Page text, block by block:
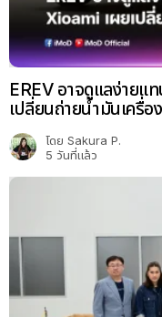
EREV อาจดูแลง่ายแ
เปลี่ยนถ่ายน้ำมันเครื่อ
โดย Sakura P.
5 วันที่แล้ว